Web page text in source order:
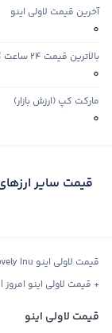
آخرین قیمت لاولی اینو
0
بالاترین قیمت ۲۴ ساعت گذشته
0
مارکت کپ (ارزش بازار)
0
قیمت سایر
+ قیمت لاولی اینو
قیمت لاولی اینو